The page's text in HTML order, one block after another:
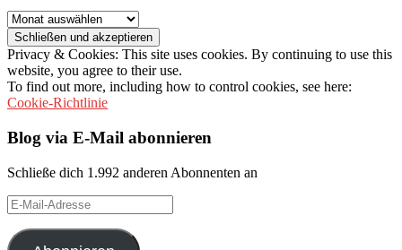
Archiv
Privacy & Cookies: This site uses cookies. By continuing to use this
website, you agree to their use.
To find out more, including how to control cookies, see here:
Cookie-Richtlinie
Blog via E-Mail abonnieren
Schließe dich 1.992 anderen Abonnenten an
E-
Mail-
Adresse